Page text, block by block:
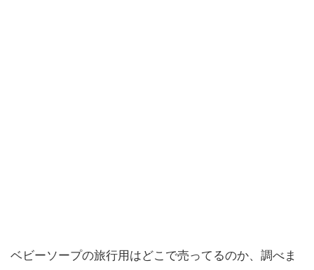
ベビーソープの旅行用はどこで売ってるのか、調べま